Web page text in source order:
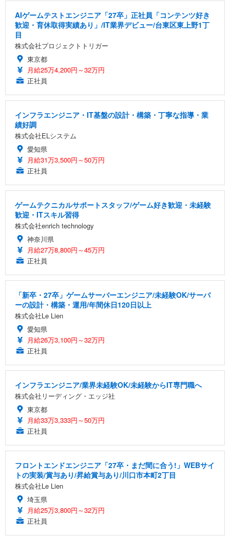
AIゲームテストエンジニア「27卒」正社員「コンテンツ好き
歓迎・育休取得実績あり」/IT業界デビュー/台東区東上野1丁
目
株式会社プロジェクトトリガー
東京都
月給25万4,200円～32万円
正社員
インフラエンジニア・IT基盤の設計・構築・丁寧な指導・業
績好調
株式会社ELシステム
愛知県
月給31万3,500円～50万円
正社員
ゲームテクニカルサポートスタッフ/ゲーム好き歓迎・未経験
歓迎・ITスキル習得
株式会社enrich technology
神奈川県
月給27万8,800円～45万円
正社員
「新卒・27卒」ゲームサーバーエンジニア/未経験OK/サーバ
ーの設計・構築・運用/年間休日120日以上
株式会社Le Lien
愛知県
月給26万3,100円～32万円
正社員
インフラエンジニア/業界未経験OK/未経験からIT専門職へ
株式会社リーディング・エッジ社
東京都
月給33万3,333円～50万円
正社員
フロントエンドエンジニア「27卒・まだ間に合う!」WEBサイ
トの実装/賞与あり/昇給賞与あり/川口市本町2丁目
株式会社Le Lien
埼玉県
月給25万3,800円～32万円
正社員